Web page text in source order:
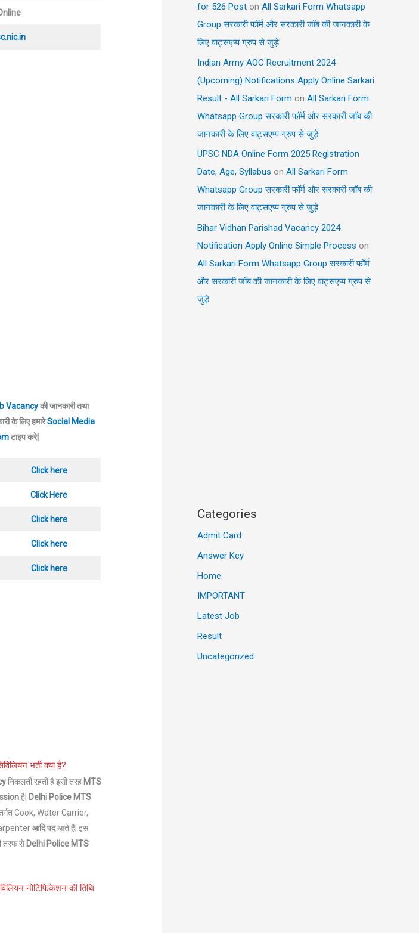
Vacancyकी जानकारी तथा
के लिए हमारेSocial Media
टाइप करे|
Click here
Click Here
Click here
Click here
Click here
भर्ती क्या है?
निकलती रहती है इसी तरह MTS
है| Delhi Police MTS
Cook, Water Carrier,
आदि पदआते है| इस
तरफ से Delhi Police MTS
नोटिफिकेशन की तिथि
for 526 Post on All Sarkari Form Whatsapp
Group सरकारी फॉर्म और सरकारी जॉब की जानकारी के
लिए वाट्सएप्प ग्रुप से जुड़े
Indian Army AOC Recruitment 2024
(Upcoming) Notifications Apply Online Sarkari
Result - All Sarkari Form on All Sarkari Form
Whatsapp Group सरकारी फॉर्म और सरकारी जॉब की
जानकारी के लिए वाट्सएप्प ग्रुप से जुड़े
UPSC NDA Online Form 2025 Registration
Date, Age, Syllabus on All Sarkari Form
Whatsapp Group सरकारी फॉर्म और सरकारी जॉब की
जानकारी के लिए वाट्सएप्प ग्रुप से जुड़े
Bihar Vidhan Parishad Vacancy 2024
Notification Apply Online Simple Process on
All Sarkari Form Whatsapp Group सरकारी फॉर्म
और सरकारी जॉब की जानकारी के लिए वाट्सएप्प ग्रुप से
जुड़े
Categories
Admit Card
Answer Key
Home
IMPORTANT
Latest Job
Result
Uncategorized